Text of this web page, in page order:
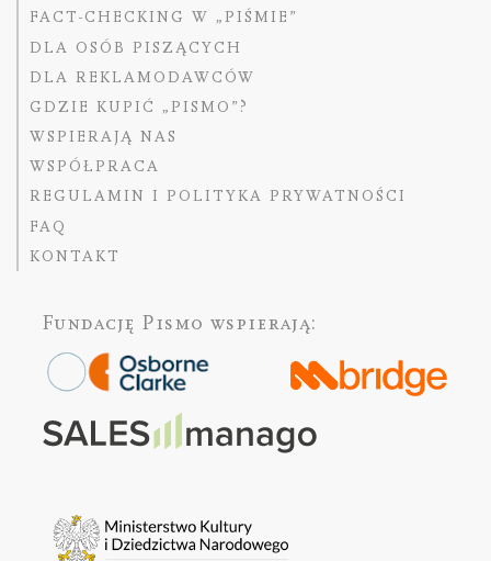
FACT-CHECKING W „PIŚMIE”
DLA OSÓB PISZĄCYCH
DLA REKLAMODAWCÓW
GDZIE KUPIĆ „PISMO”?
WSPIERAJĄ NAS
WSPÓŁPRACA
REGULAMIN I POLITYKA PRYWATNOŚCI
FAQ
KONTAKT
Fundację Pismo wspierają: